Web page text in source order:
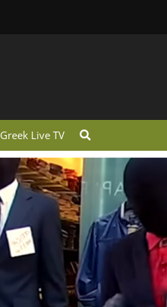
Greek Live TV